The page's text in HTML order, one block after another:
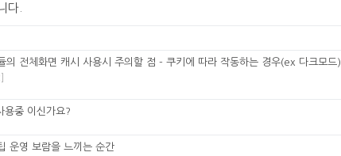
다.
의 전체화면 캐시 사용시 주의할 점 - 쿠키에 따라 작동하는 경우(ex 다크모드)
용중 이신가요?
운영 보람을 느끼는 순간